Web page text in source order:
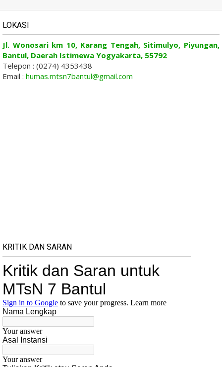
LOKASI
Jl. Wonosari km 10, Karang Tengah, Sitimulyo, Piyungan,
Bantul, Daerah Istimewa Yogyakarta, 55792
Telepon : (0274) 4353438
Email : humas.mtsn7bantul@gmail.com
KRITIK DAN SARAN